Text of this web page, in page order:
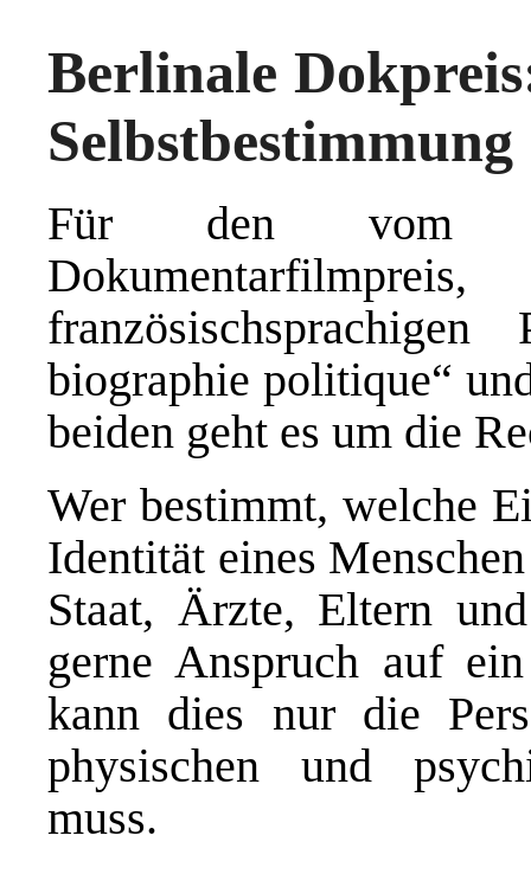
Berlinale
Selbstbestimmung
Für den vom
biographie politique“
beiden geht es um die
Wer bestimmt, welche
Identität eines
Staat, Ärzte, Eltern
gerne Anspruch auf
kann dies nur die
physischen und
muss.